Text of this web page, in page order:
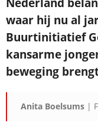
waar hij nu al
Buurtinitiatief
kansarme
beweging
Anita Boelsums |
Je ontvangt